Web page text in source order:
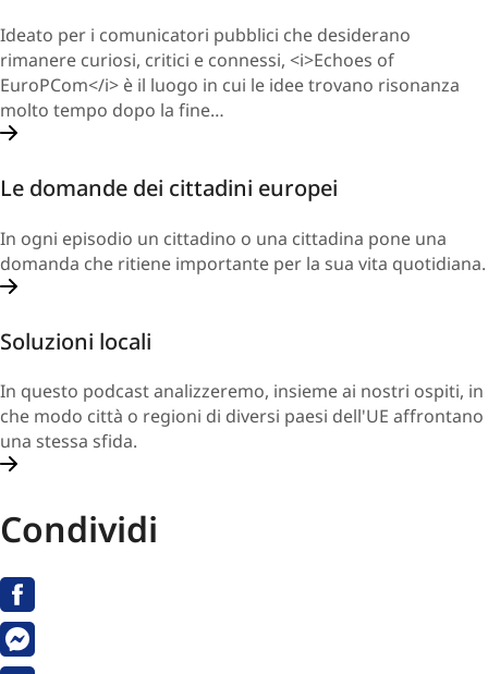
Ideato per i comunicatori pubblici che desiderano
rimanere curiosi, critici e connessi, <i>Echoes of
EuroPCom</i> è il luogo in cui le idee trovano risonanza
molto tempo dopo la fine…
Le domande dei cittadini europei
In ogni episodio un cittadino o una cittadina pone una
domanda che ritiene importante per la sua vita quotidiana.
Soluzioni locali
In questo podcast analizzeremo, insieme ai nostri ospiti, in
che modo città o regioni di diversi paesi dell'UE affrontano
una stessa sfida.
Condividi
Facebook
Messenger